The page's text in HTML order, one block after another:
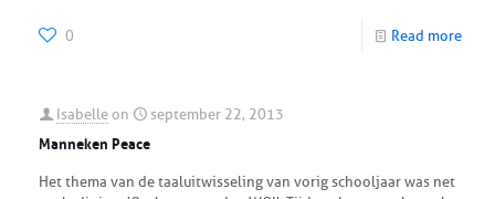
0 Read more
Isabelleon
september 22, 2013
Manneken Peace
Het thema van de taaluitwisseling van vorig schooljaar was net